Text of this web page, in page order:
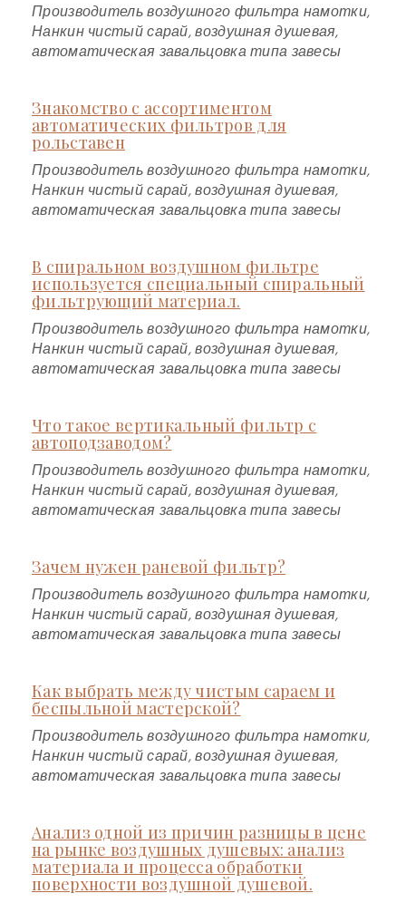
Производитель воздушного фильтра намотки,
Нанкин чистый сарай, воздушная душевая,
автоматическая завальцовка типа завесы
Знакомство с ассортиментом
автоматических фильтров для
рольставен
Производитель воздушного фильтра намотки,
Нанкин чистый сарай, воздушная душевая,
автоматическая завальцовка типа завесы
В спиральном воздушном фильтре
используется специальный спиральный
фильтрующий материал.
Производитель воздушного фильтра намотки,
Нанкин чистый сарай, воздушная душевая,
автоматическая завальцовка типа завесы
Что такое вертикальный фильтр с
автоподзаводом?
Производитель воздушного фильтра намотки,
Нанкин чистый сарай, воздушная душевая,
автоматическая завальцовка типа завесы
Зачем нужен раневой фильтр?
Производитель воздушного фильтра намотки,
Нанкин чистый сарай, воздушная душевая,
автоматическая завальцовка типа завесы
Как выбрать между чистым сараем и
беспыльной мастерской?
Производитель воздушного фильтра намотки,
Нанкин чистый сарай, воздушная душевая,
автоматическая завальцовка типа завесы
Анализ одной из причин разницы в цене
на рынке воздушных душевых: анализ
материала и процесса обработки
поверхности воздушной душевой.